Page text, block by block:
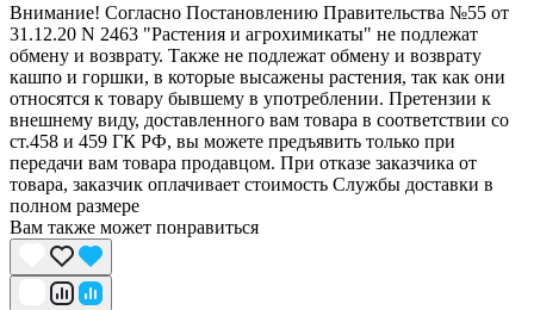
Внимание! Согласно Постановлению Правительства №55 от
31.12.20 N 2463 "Растения и агрохимикаты" не подлежат
обмену и возврату. Также не подлежат обмену и возврату
кашпо и горшки, в которые высажены растения, так как они
относятся к товару бывшему в употреблении. Претензии к
внешнему виду, доставленного вам товара в соответствии со
ст.458 и 459 ГК РФ, вы можете предъявить только при
передачи вам товара продавцом. При отказе заказчика от
товара, заказчик оплачивает стоимость Службы доставки в
полном размере
Вам также может понравиться